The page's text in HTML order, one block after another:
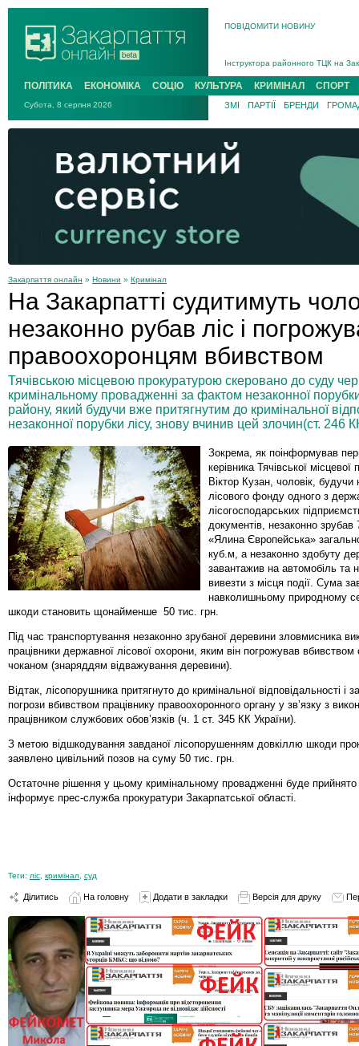
ПОВІДОМИТИ НОВИНУ
Інструктора районного ТЦК на
В Ужгороді попрощаються із
В Ужгороді 5 серпня
Підтвердили загибель
На війні з рф поліг військовий з
На війні загинув 26-річний
ПОЛІТИКА ЕКОНОМІКА СОЦІО КУЛЬТУРА КРИМІНАЛ СПОРТ
Субота, 8 серпня 2026 ЗМІ ПАРТІЇ БРЕНДИ
Закарпаття онлайн » Новини » Кримінал
На Закарпатті судитимуть
незаконно рубав ліс і
правоохоронцям вбивством
Тячівською місцевою прокуратурою скеровано до суду
кримінальному провадженні за фактом незаконної
району, який будучи вже притягнутим до кримінальної
незаконної порубки лісу, знову вчинив цей злочин(ст. 246
Зокрема, як поінформував
керівника Тячівської місцевої
Віктор Кузан, чоловік, будучи
лісового фонду одного з
лісогосподарських
документів, незаконно
«Ялина Європейська»
куб.м, а незаконно здобуту
завантажив на автомобіль та
вивезти з місця події. Сума
навколишньому природному
шкоди становить щонайменше 50 тис. грн.
Під час транспортування незаконно зрубаної деревини зловмисника
працівники державної лісової охорони, яким він погрожував
чоканом (знаряддям відважування деревини).
Відтак, лісопорушника притягнуто до кримінальної відповідальності і
погрози вбивством працівнику правоохоронного органу у зв’язку з
працівником службових обов’язків (ч. 1 ст. 345 КК України).
З метою відшкодування завданої лісопорушенням довкіллю шкоди
заявлено цивільний позов на суму 50 тис. грн.
Остаточне рішення у цьому кримінальному провадженні буде
інформує прес-служба прокуратури Закарпатської області.
Теги: ліс кримінал суд
Ділитись На головну Додати в закладки Версія для друку